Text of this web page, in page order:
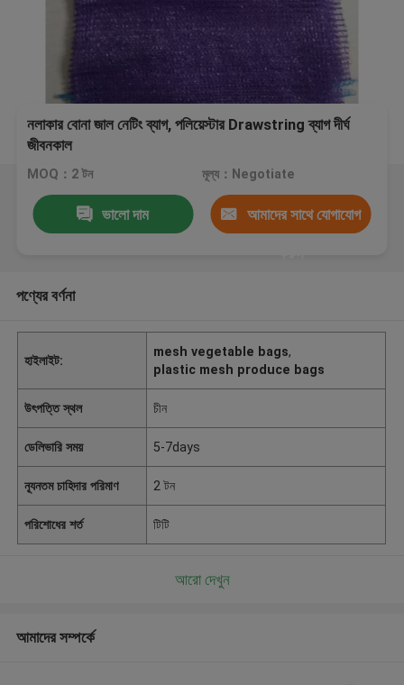
নলাকার বোনা জাল নেটিং ব্যাগ, পলিয়েস্টার Drawstring ব্যাগ দীর্ঘ
জীবনকাল
MOQ：2 টন মূল্য：Negotiate
ভালো দাম আমাদের সাথে যোগাযোগ
পণ্যের বর্ণনা
হাইলাইট:
mesh vegetable bags,
plastic mesh produce bags
উৎপত্তি স্থল চীন
ডেলিভারি সময় 5-7days
ন্যূনতম চাহিদার পরিমাণ 2 টন
পরিশোধের শর্ত টিটি
আরো দেখুন
আমাদের সম্পর্কে